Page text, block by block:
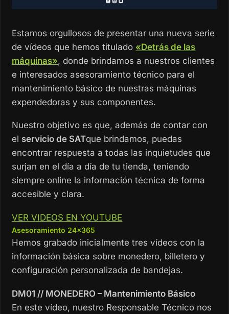
Estamos orgullosos de presentar una nueva serie
de vídeos que hemos titulado «Detrás de las
máquinas», donde brindamos a nuestros clientes
e interesados asesoramiento técnico para el
mantenimiento básico de nuestras máquinas
expendedoras y sus componentes.
Nuestro objetivo es que, además de contar con
el servicio de SATque brindamos, puedas
encontrar respuesta a todas las inquietudes que
surjan en el día a día de tu tienda, teniendo
siempre online la información técnica de forma
accesible y clara.
VER VIDEOS EN YOUTUBE
Asesoramiento 24×365
Hemos grabado inicialmente tres vídeos con la
información básica sobre monedero, billetero y
configuración personalizada de bandejas.
DM01 // MONEDERO – Mantenimiento Básico
En este vídeo, nuestro Responsable Técnico nos